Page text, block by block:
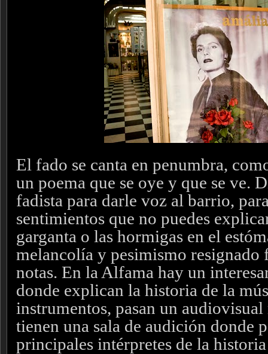
El fado se canta en penumbra,
un poema que se oye y que se ve.
fadista para darle voz al barrio,
sentimientos que no puedes
garganta o las hormigas en el
melancolía y pesimismo resignado
notas. En la Alfama hay un
donde explican la historia de la
instrumentos, pasan un
tienen una sala de audición donde
principales intérpretes de la